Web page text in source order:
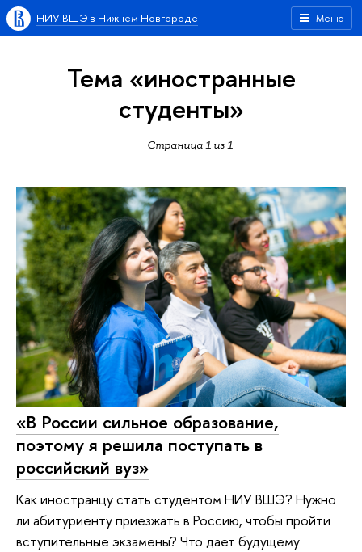
Меню
НИУ ВШЭ в Нижнем Новгороде
Тема «иностранные
студенты»
Страница 1 из 1
«В России сильное образование,
поэтому я решила поступать в
российский вуз»
Как иностранцу стать студентом НИУ ВШЭ? Нужно
ли абитуриенту приезжать в Россию, чтобы пройти
вступительные экзамены? Что дает будущему